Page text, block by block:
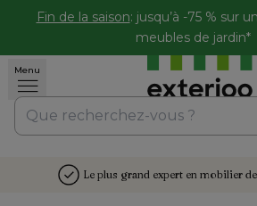
Fin de la saison: jusqu’à -75 % sur
meubles de jardin*
Menu
Le plus grand expert en mobilier